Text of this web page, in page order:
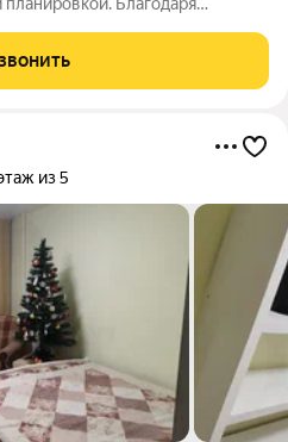
кухни-гостиной.
из 5